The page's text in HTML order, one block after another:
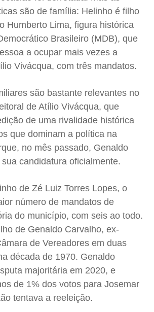
são de família: Helinho é filho
Humberto Lima, figura histórica
Brasileiro (MDB), que
a ocupar mais vezes a
Vivácqua, com três mandatos.
são bastante relevantes no
de Atílio Vivácqua, que
de uma rivalidade histórica
que dominam a política na
no mês passado, Genaldo
candidatura oficialmente.
de Zé Luiz Torres Lopes, o
número de mandatos de
do município, com seis ao todo.
de Genaldo Carvalho, ex-
de Vereadores em duas
década de 1970. Genaldo
majoritária em 2020, e
de 1% dos votos para Josemar
tentava a reeleição.